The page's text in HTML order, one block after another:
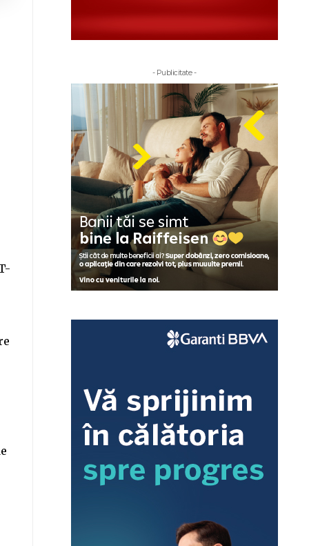
- Publicitate -